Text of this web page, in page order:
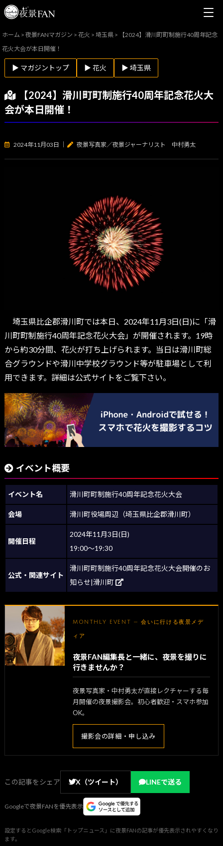
ホーム >夜景FANマガジン >花火 >埼玉県 >
【2024】滑川町町制施行40周年記念
花火大会が本日開催！
▶ マガジントップ ▶ 花火 ▶ 埼玉県
【2024】滑川町町制施行40周年記念花火大
会が本日開催！
2024年11月03日 夜景写真家／夜景ジャーナリスト 中村勇太
埼玉県比企郡滑川町では本日、2024年11月3日(日)に「滑
川町町制施行40周年記念花火大会」が開催されます。19時
から約30分間、花火が打ち上げられます。当日は滑川町総
合グラウンドや滑川中学校グラウンド等が駐車場として利
用できます。詳細は公式サイトをご覧下さい。
イベント概要
イベント名 滑川町町制施行40周年記念花火大会
会場 滑川町役場周辺（埼玉県比企郡滑川町）
開催日程
2024年11月3日(日)
19:00～19:30
公式・関連サイト
滑川町町制施行40周年記念花火大会開催のお
知らせ|滑川町
MONTHLY EVENT — 会いに行ける夜景メデ
ィア
夜景FAN編集長と一緒に、夜景を撮りに
行きませんか？
夜景写真家・中村勇太が直接レクチャーする毎
月開催の夜景撮影会。初心者歓迎・スマホ参加
OK。
撮影会の詳細・申し込み
この記事をシェア X（ツイート） LINEで送る
Googleで夜景FANを優先表示
設定するとGoogle検索「トップニュース」に夜景FANの記事が優先表示されやすくなり
ます。